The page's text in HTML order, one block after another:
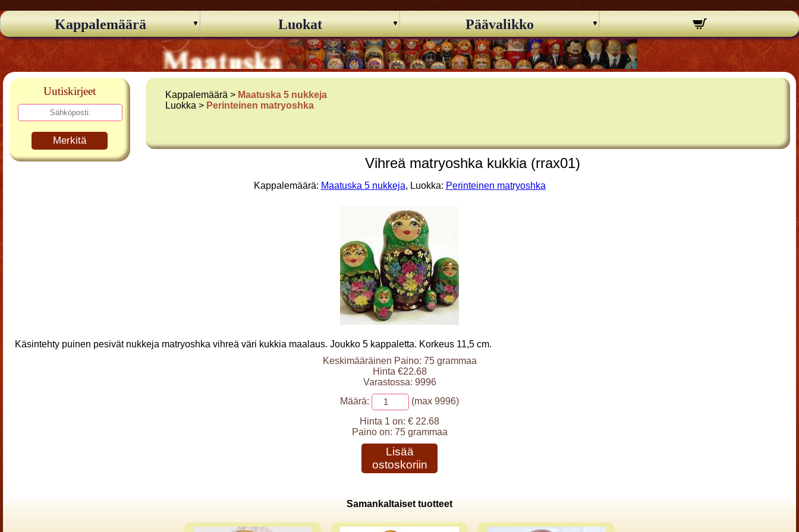
Kappalemäärä Luokat Päävalikko
Uutiskirjeet
Merkitä
Kappalemäärä > Maatuska 5 nukkeja
Luokka > Perinteinen matryoshka
Vihreä matryoshka kukkia (rrax01)
Kappalemäärä: Maatuska 5 nukkeja, Luokka: Perinteinen matryoshka
Käsintehty puinen pesivät nukkeja matryoshka vihreä väri kukkia maalaus. Joukko 5 kappaletta. Korkeus 11,5 cm.
Keskimääräinen Paino: 75 grammaa
Hinta €22.68
Varastossa: 9996
Määrä:
(max 9996)
Hinta 1 on: € 22.68
Paino on: 75 grammaa
Lisää
ostoskoriin
Samankaltaiset tuotteet